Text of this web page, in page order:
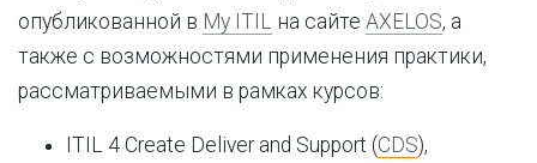
опубликованной в My ITIL на сайте AXELOS, а
также с возможностями применения практики,
рассматриваемыми в рамках курсов:
ITIL 4 Create Deliver and Support (CDS),